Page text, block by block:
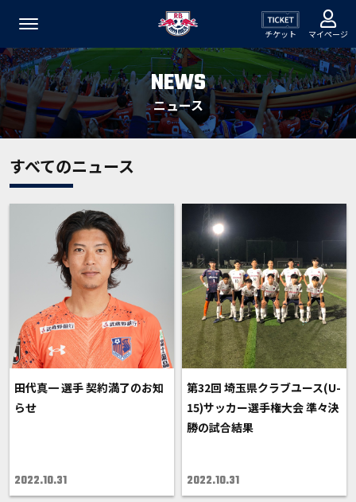
チケット マイページ
NEWS
ニュース
すべてのニュース
田代真一 選手 契約満了のお知
らせ
2022.10.31
第32回 埼玉県クラブユース(U-
15)サッカー選手権大会 準々決
勝の試合結果
2022.10.31